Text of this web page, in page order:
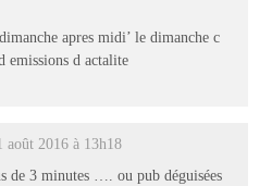
apres midi’ le dimanche c
emissions d actalite
août 2016 à 13h18
de 3 minutes …. ou pub déguisées